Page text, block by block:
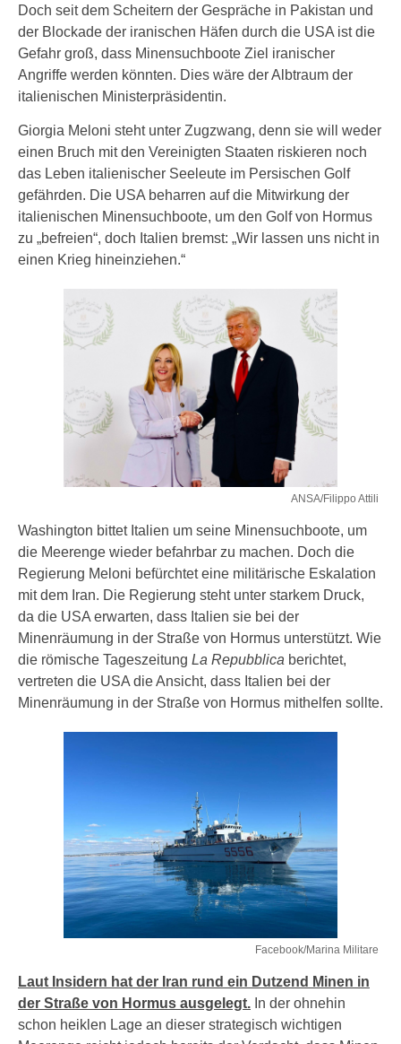
Doch seit dem Scheitern der Gespräche in Pakistan und
der Blockade der iranischen Häfen durch die USA ist die
Gefahr groß, dass Minensuchboote Ziel iranischer
Angriffe werden könnten. Dies wäre der Albtraum der
italienischen Ministerpräsidentin.
Giorgia Meloni steht unter Zugzwang, denn sie will weder
einen Bruch mit den Vereinigten Staaten riskieren noch
das Leben italienischer Seeleute im Persischen Golf
gefährden. Die USA beharren auf die Mitwirkung der
italienischen Minensuchboote, um den Golf von Hormus
zu „befreien“, doch Italien bremst: „Wir lassen uns nicht in
einen Krieg hineinziehen.“
ANSA/Filippo Attili
Washington bittet Italien um seine Minensuchboote, um
die Meerenge wieder befahrbar zu machen. Doch die
Regierung Meloni befürchtet eine militärische Eskalation
mit dem Iran. Die Regierung steht unter starkem Druck,
da die USA erwarten, dass Italien sie bei der
Minenräumung in der Straße von Hormus unterstützt. Wie
die römische Tageszeitung La Repubblica berichtet,
vertreten die USA die Ansicht, dass Italien bei der
Minenräumung in der Straße von Hormus mithelfen sollte.
Facebook/Marina Militare
Laut Insidern hat der Iran rund ein Dutzend Minen in
der Straße von Hormus ausgelegt. In der ohnehin
schon heiklen Lage an dieser strategisch wichtigen